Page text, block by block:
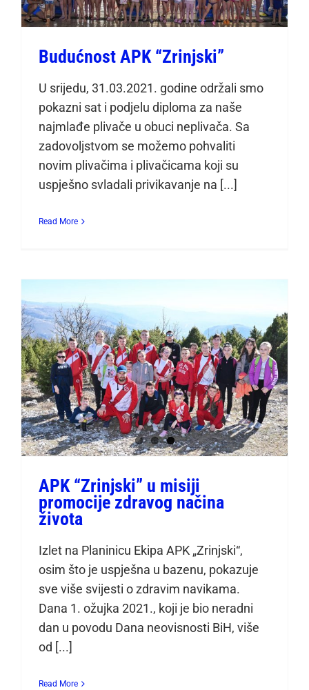
Budućnost APK “Zrinjski”
U srijedu, 31.03.2021. godine održali smo
pokazni sat i podjelu diploma za naše
najmlađe plivače u obuci neplivača. Sa
zadovoljstvom se možemo pohvaliti
novim plivačima i plivačicama koji su
uspješno svladali privikavanje na [...]
Read More
APK “Zrinjski” u misiji
promocije zdravog načina
života
APK “Zrinjski” u misiji
promocije zdravog načina
života
Izlet na Planinicu Ekipa APK „Zrinjski“,
osim što je uspješna u bazenu, pokazuje
sve više svijesti o zdravim navikama.
Dana 1. ožujka 2021., koji je bio neradni
dan u povodu Dana neovisnosti BiH, više
od [...]
Read More